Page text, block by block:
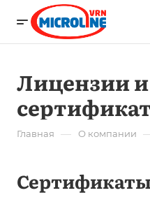
Лицензии и
Главная — О компании
Сертификаты